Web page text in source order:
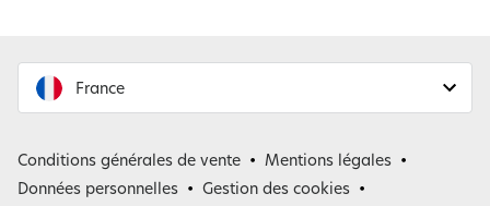
France
Belgique
Conditions générales de vente
Mentions légales
Données personnelles
Gestion des cookies